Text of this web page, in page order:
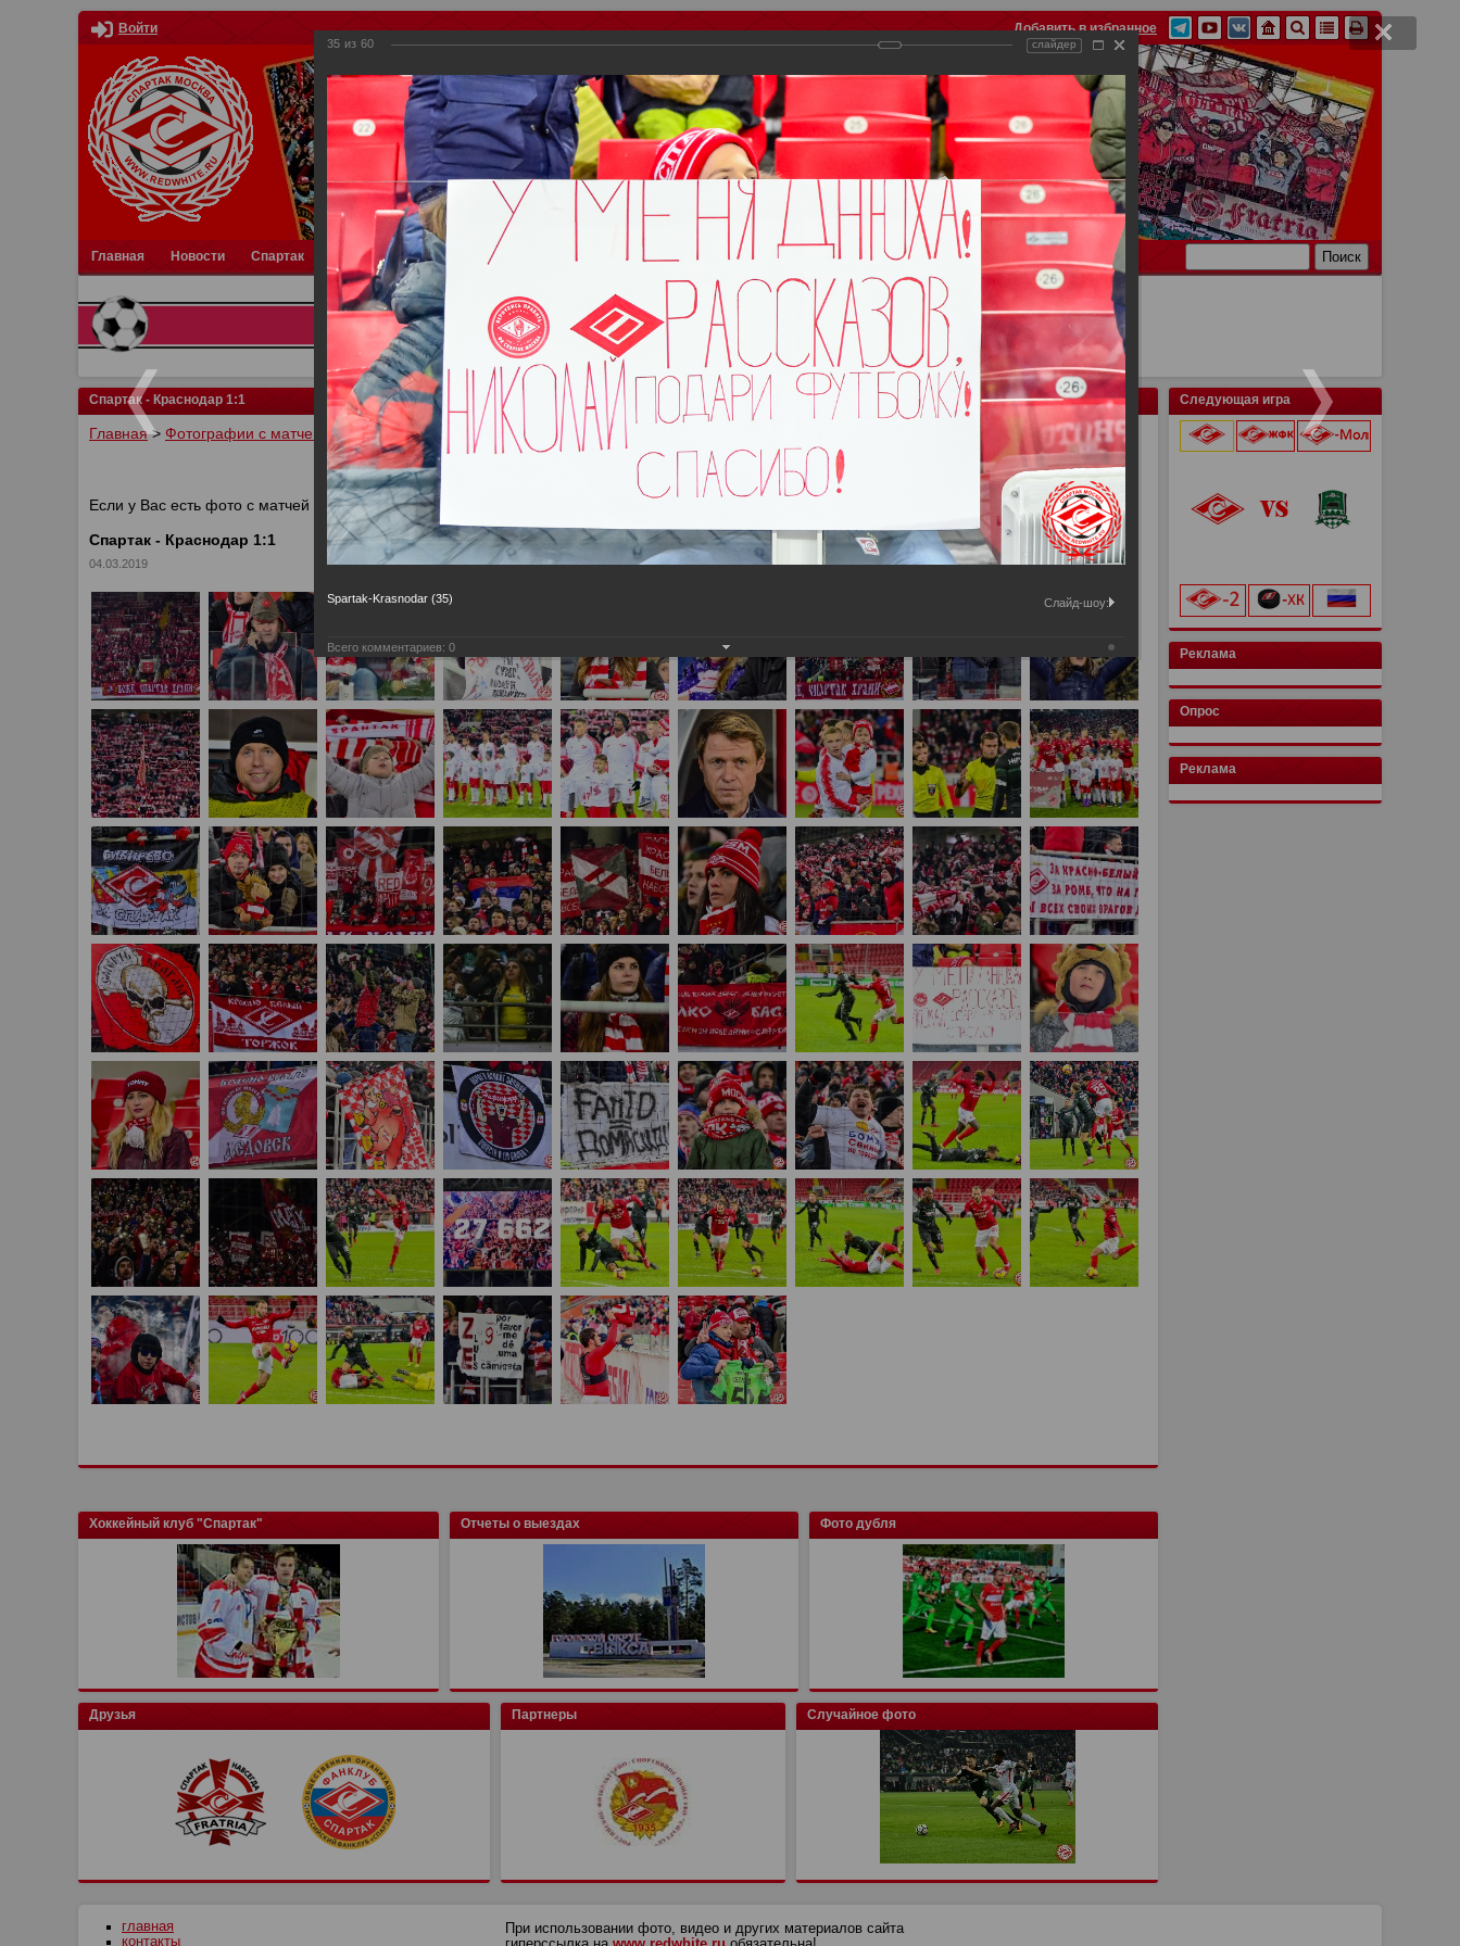
Войти Добавить в избранное
Главная Новости Спартак Турниры Фотки Отчеты Видео Фанату Стадионы О футболе КБ Форум Связь
Спартак - Краснодар 1:1
Главная> Фотографии с матчей Спартака, Сборной Росиии > ФК Спартак >
Уважаемые посетители нашего сайта!
Если у Вас есть фото с матчей
Спартака , высылайте нам на
Спартак - Краснодар 1:1
04.03.2019
Хоккейный клуб "Спартак" Отчеты о выездах Фото дубля
Друзья Партнеры Случайное фото
Следующая игра
Реклама
Опрос
Реклама
главная
контакты
При использовании фото, видео и других материалов сайта
35 из 60 слайдер
Spartak-Krasnodar (35) Слайд-шоу:
Всего комментариев: 0